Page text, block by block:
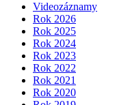
Videozáznamy
Rok 2026
Rok 2025
Rok 2024
Rok 2023
Rok 2022
Rok 2021
Rok 2020